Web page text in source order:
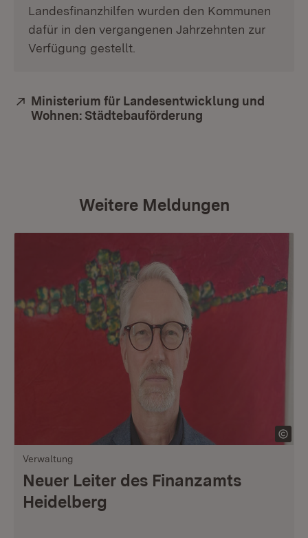
Landesfinanzhilfen wurden den Kommunen
dafür in den vergangenen Jahrzehnten zur
Verfügung gestellt.
Extern:
Ministerium für Landesentwicklung und
Wohnen: Städtebauförderung
Weitere Meldungen
Verwaltung
Neuer Leiter des Finanzamts
Heidelberg